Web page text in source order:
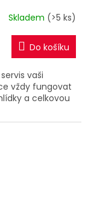
R
M
A
Skladem (>5 ks)
Do košíku
vaši
vždy fungovat
a celkovou